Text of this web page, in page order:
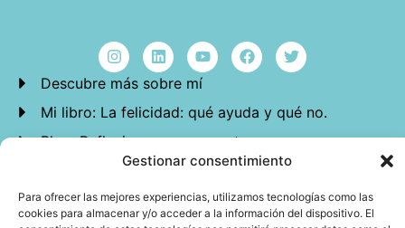
Gestionar consentimiento
Para ofrecer las mejores experiencias, utilizamos tecnologías como las
cookies para almacenar y/o acceder a la información del dispositivo. El
Descubre más sobre mí
Mi libro: La felicidad: qué ayuda y qué no.
Blog: Reflexiones que conectan
Agendar cita